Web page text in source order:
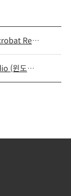
[어플리케이션] Adobe Acrobat Reader 9.5.0
[사운드] Realtek HD Audio (윈도우 7/8/8.1)